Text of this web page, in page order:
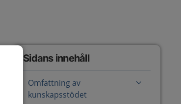
Sidans innehåll
Omfattning av
kunskapsstödet